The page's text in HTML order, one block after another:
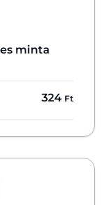
minta
324 Ft